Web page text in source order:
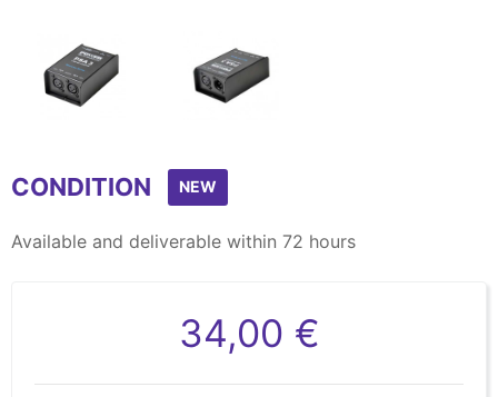
of
CONDITION NEW
Available and deliverable within 72 hours
34,00 €